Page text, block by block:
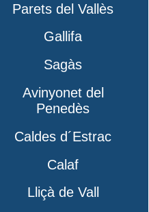
Parets del Vallès
Gallifa
Sagàs
Avinyonet del
Penedès
Caldes d´Estrac
Calaf
Lliçà de Vall